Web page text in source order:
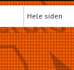
Hele siden